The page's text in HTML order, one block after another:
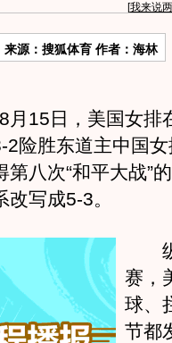
[我来说
来源：搜狐体育 作者：海林
15日，美国女排
险胜东道主中国
八次“和平大战”
写成5-3。
纵
赛，
球、
节都